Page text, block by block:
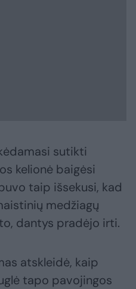
sutikti
kelionė baigėsi
taip išsekusi, kad
medžiagų
dantys pradėjo irti.
atskleidė, kaip
tapo pavojingos